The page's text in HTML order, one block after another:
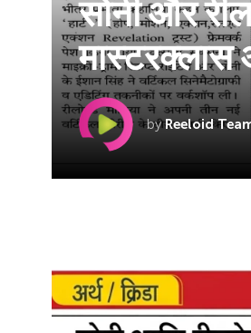
सोनी और
byReeloid